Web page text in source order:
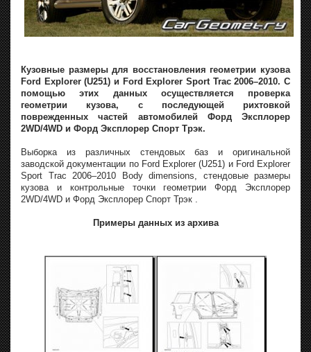
Кузовные размеры для восстановления геометрии кузова
Ford Explorer (U251) и Ford Explorer Sport Trac 2006–2010. С
помощью этих данных осуществляется проверка
геометрии кузова, с последующей рихтовкой
поврежденных частей автомобилей Форд Эксплорер
2WD/4WD и Форд Эксплорер Спорт Трэк.
Выборка из различных стендовых баз и оригинальной
заводской документации по Ford Explorer (U251) и Ford Explorer
Sport Trac 2006–2010 Body dimensions, стендовые размеры
кузова и контрольные точки геометрии Форд Эксплорер
2WD/4WD и Форд Эксплорер Спорт Трэк .
Примеры данных из архива